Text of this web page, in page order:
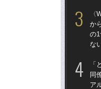
か
の
な
「
同
ア